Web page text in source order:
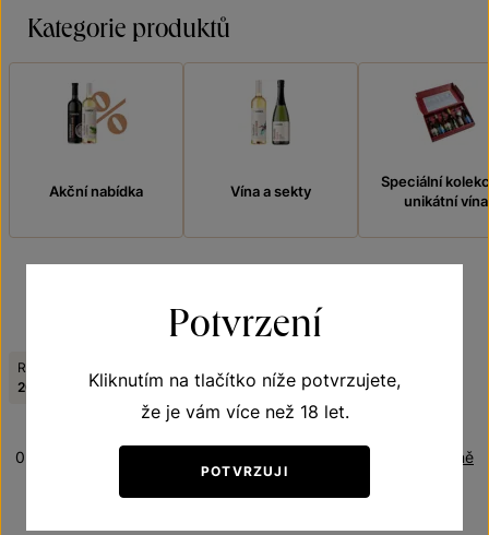
Kategorie produktů
Akční nabídka Vína a sekty
Speciální
unikátní vína
Ročník:
2010
Frizzante
Zrušit filtry
Abecedně
0 produktů
Potvrzení
Kliknutím na tlačítko níže potvrzujete,
že je vám více než 18 let.
POTVRZUJI